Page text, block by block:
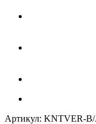
Артикул: KNTVER-B/